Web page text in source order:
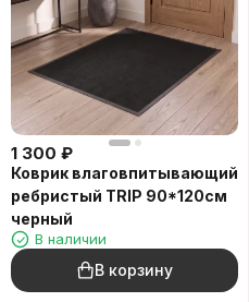
1 300 ₽
Коврик влаговпитывающий
ребристый TRIP 90*120см
черный
В наличии
В корзину